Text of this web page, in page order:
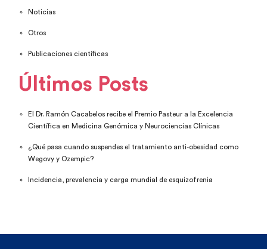
Noticias
Otros
Publicaciones científicas
Últimos Posts
El Dr. Ramón Cacabelos recibe el Premio Pasteur a la Excelencia
Científica en Medicina Genómica y Neurociencias Clínicas
¿Qué pasa cuando suspendes el tratamiento anti-obesidad como
Wegovy y Ozempic?
Incidencia, prevalencia y carga mundial de esquizofrenia